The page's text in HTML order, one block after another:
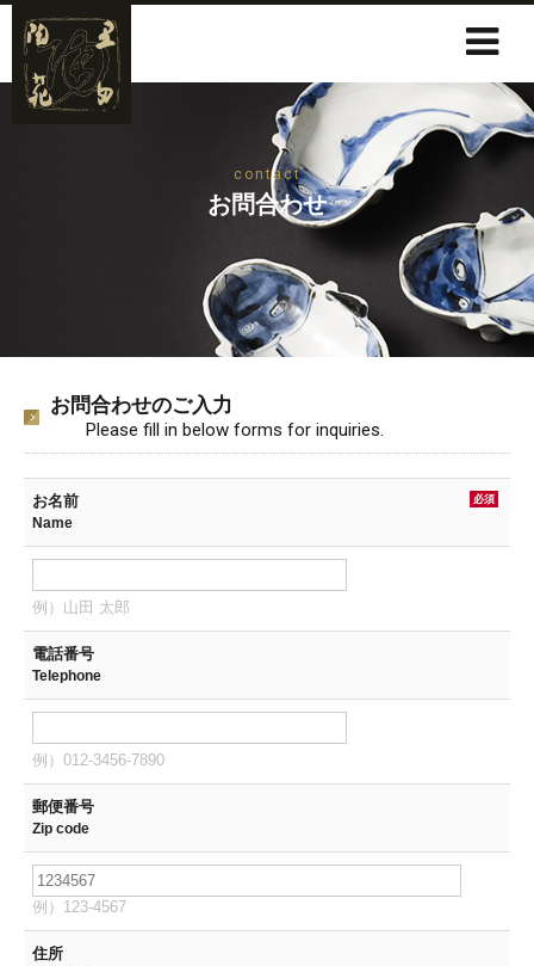
contact
お問合わせ
お問合わせのご入力
Please fill in below forms for inquiries.
お名前 必須
Name
例）山田 太郎
電話番号
Telephone
例）012-3456-7890
郵便番号
Zip code
例）123-4567
住所